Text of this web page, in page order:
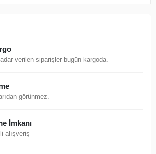
verilen siparişler bugün kargoda.
görünmez.
İmkanı
alışveriş